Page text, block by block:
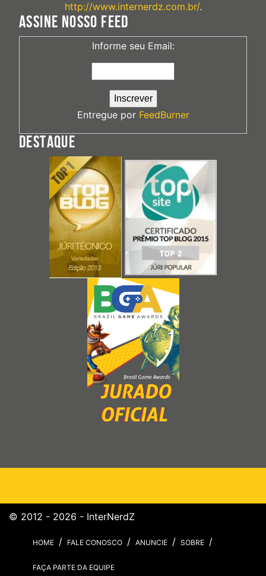
http://www.internerdz.com.br/.
ASSINE NOSSO FEED
Informe seu Email:
Entregue por FeedBurner
DESTAQUE
© 2012 - 2026 - InterNerdZ
HOME FALE CONOSCO ANUNCIE SOBRE
FAÇA PARTE DA EQUIPE